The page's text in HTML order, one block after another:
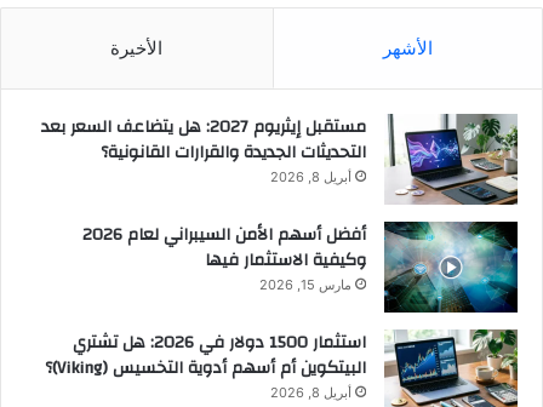
الأشهر الأخيرة
مستقبل إيثريوم 2027: هل يتضاعف السعر بعد
التحديثات الجديدة والقرارات القانونية؟
أبريل 8, 2026
أفضل أسهم الأمن السيبراني لعام 2026
وكيفية الاستثمار فيها
مارس 15, 2026
استثمار 1500 دولار في 2026: هل تشتري
البيتكوين أم أسهم أدوية التخسيس (Viking)؟
أبريل 8, 2026